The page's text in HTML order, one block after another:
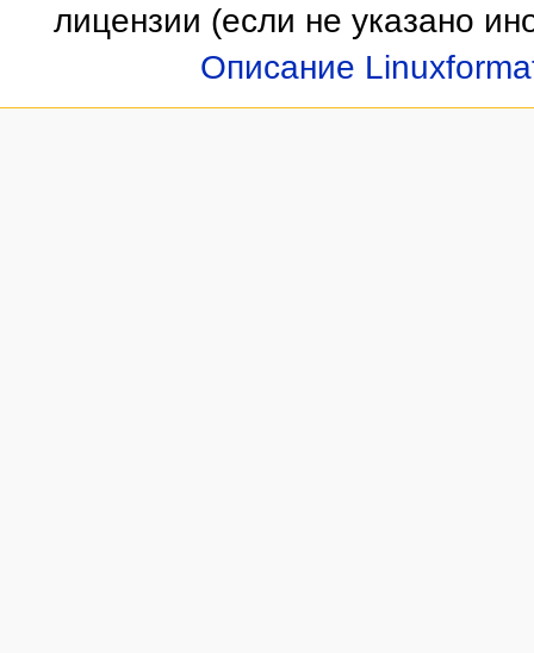
лицензии (если не указано
Описание